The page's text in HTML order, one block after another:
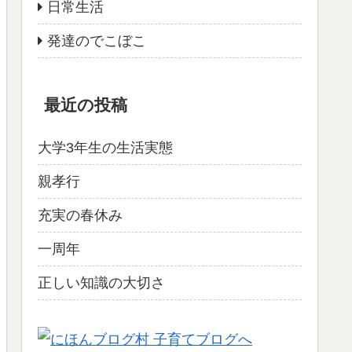
日常生活
発達のでこぼこ
最近の投稿
大学3年生の生活実態
親孝行
充実の春休み
一周年
正しい知識の大切さ